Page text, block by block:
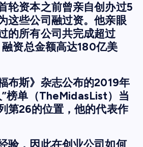
轮资本之前曾亲自创办过5
这些公司融过资。他亲眼
的所有公司共完成超过
资总金额高达180亿美
布斯》杂志公布的2019年
榜单（TheMidasList）当
第26的位置，他的代表作
验，因此在创业公司如何